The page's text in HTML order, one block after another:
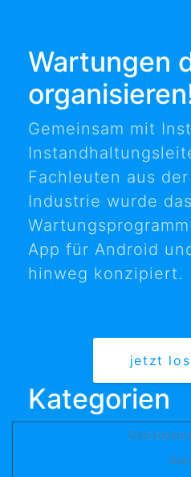
Wartungen
Gemeinsam mit
Fachleuten aus
Industrie wurde das
App für Android
hinweg konzipiert.
jetzt
Kategorien